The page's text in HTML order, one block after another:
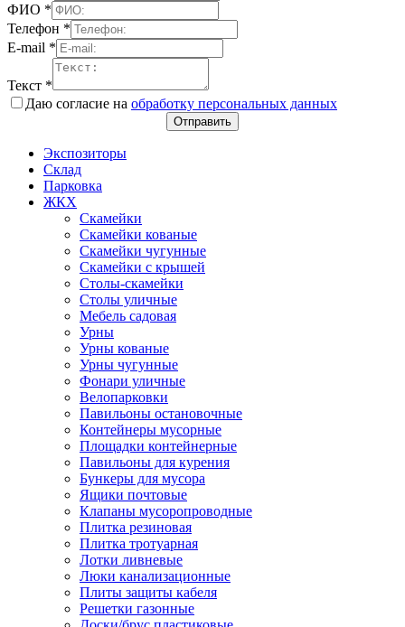
ФИО *
Телефон *
E-mail *
Текст *
Даю согласие на обработку персональных данных
Отправить
Экспозиторы
Склад
Парковка
ЖКХ
Скамейки
Скамейки кованые
Скамейки чугунные
Скамейки с крышей
Столы-скамейки
Столы уличные
Мебель садовая
Урны
Урны кованые
Урны чугунные
Фонари уличные
Велопарковки
Павильоны остановочные
Контейнеры мусорные
Площадки контейнерные
Павильоны для курения
Бункеры для мусора
Ящики почтовые
Клапаны мусоропроводные
Плитка резиновая
Плитка тротуарная
Лотки ливневые
Люки канализационные
Плиты защиты кабеля
Решетки газонные